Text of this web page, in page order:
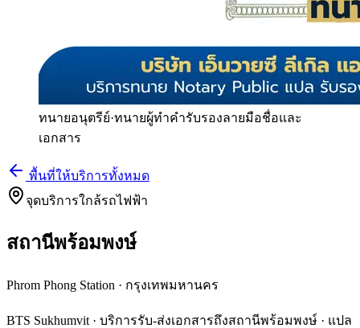
ทนายอนุตรีย์·ทนายผู้ทำคำรับรองลายมือชื่อและ
เอกสาร
พื้นที่ให้บริการทั้งหมด
จุดบริการใกล้รถไฟฟ้า
สถานีพร้อมพงษ์
Phrom Phong Station · กรุงเทพมหานคร
BTS Sukhumvit · บริการรับ-ส่งเอกสารถึงสถานีพร้อมพงษ์ · แปล